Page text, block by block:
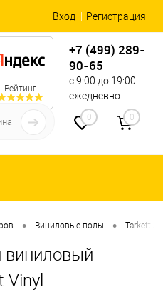
Вход Регистрация
Рейтинг
+7 (499) 289-
90-65
с 9:00 до 19:00
ежедневно
0 0
• Виниловые полы • Tarkett
виниловый